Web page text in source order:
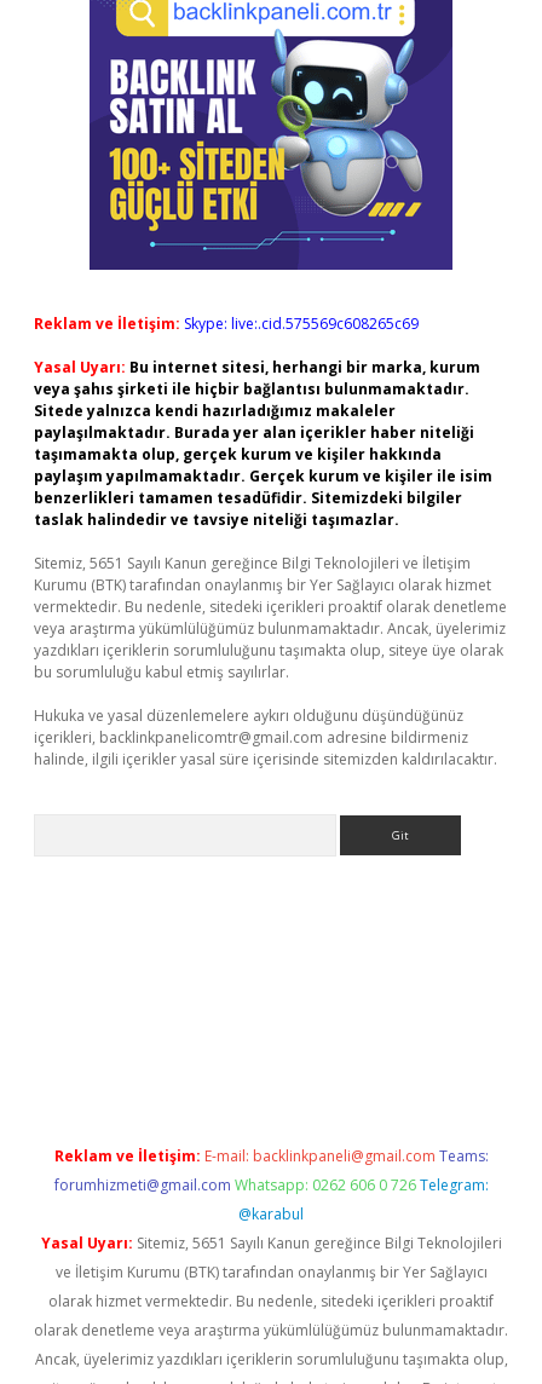
Reklam ve İletişim: Skype: live:.cid.575569c608265c69
Yasal Uyarı: Bu internet sitesi, herhangi bir marka, kurum
veya şahıs şirketi ile hiçbir bağlantısı bulunmamaktadır.
Sitede yalnızca kendi hazırladığımız makaleler
paylaşılmaktadır. Burada yer alan içerikler haber niteliği
taşımamakta olup, gerçek kurum ve kişiler hakkında
paylaşım yapılmamaktadır. Gerçek kurum ve kişiler ile isim
benzerlikleri tamamen tesadüfidir. Sitemizdeki bilgiler
taslak halindedir ve tavsiye niteliği taşımazlar.
Sitemiz, 5651 Sayılı Kanun gereğince Bilgi Teknolojileri ve İletişim
Kurumu (BTK) tarafından onaylanmış bir Yer Sağlayıcı olarak hizmet
vermektedir. Bu nedenle, sitedeki içerikleri proaktif olarak denetleme
veya araştırma yükümlülüğümüz bulunmamaktadır. Ancak, üyelerimiz
yazdıkları içeriklerin sorumluluğunu taşımakta olup, siteye üye olarak
bu sorumluluğu kabul etmiş sayılırlar.
Hukuka ve yasal düzenlemelere aykırı olduğunu düşündüğünüz
içerikleri, backlinkpanelicomtr@gmail.com adresine bildirmeniz
halinde, ilgili içerikler yasal süre içerisinde sitemizden kaldırılacaktır.
Reklam ve İletişim: E-mail: backlinkpaneli@gmail.com Teams:
forumhizmeti@gmail.com Whatsapp: 0262 606 0 726 Telegram:
@karabul
Yasal Uyarı: Sitemiz, 5651 Sayılı Kanun gereğince Bilgi Teknolojileri
ve İletişim Kurumu (BTK) tarafından onaylanmış bir Yer Sağlayıcı
olarak hizmet vermektedir. Bu nedenle, sitedeki içerikleri proaktif
olarak denetleme veya araştırma yükümlülüğümüz bulunmamaktadır.
Ancak, üyelerimiz yazdıkları içeriklerin sorumluluğunu taşımakta olup,